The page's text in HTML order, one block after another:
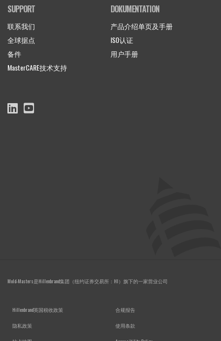
SUPPORT
联系我们
全球据点
备件
MasterCARE技术支持
DOKUMENTATION
产品介绍单页及手册
ISO认证
用户手册
Mold-Masters是Hillenbrand集团（纽约证券交易所：HI）旗下的一家营业公司
FOOTER MENU
Hillenbrand英国税收政策 合规报告
隐私政策 使用条款